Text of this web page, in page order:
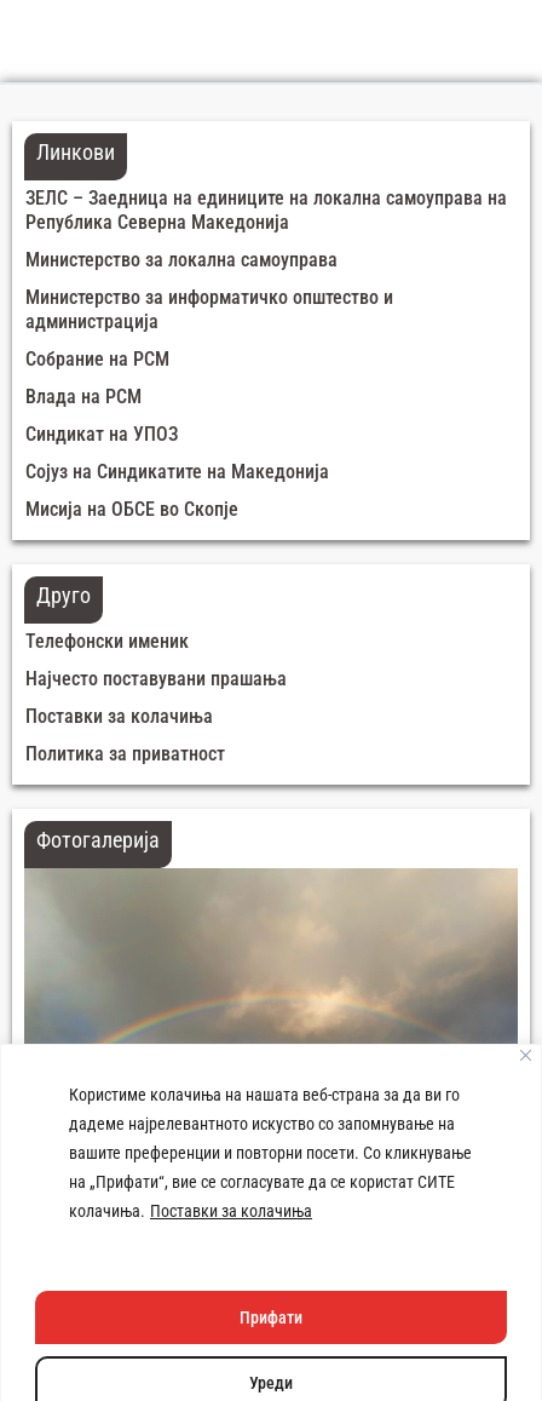
Користиме колачиња на нашата веб-страна за да ви го
дадеме најрелевантното искуство со запомнување на
вашите преференции и повторни посети. Со кликнување
на „Прифати“, вие се согласувате да се користат СИТЕ
колачиња. Поставки за колачиња
Уреди
Прифати
Линкови
ЗЕЛС – Заедница на единиците на локална самоуправа на
Република Северна Македонија
Министерство за локална самоуправа
Министерство за информатичко општество и
администрација
Собрание на РСМ
Влада на РСМ
Синдикат на УПОЗ
Сојуз на Синдикатите на Македонија
Мисија на ОБСЕ во Скопје
Друго
Телефонски именик
Најчесто поставувани прашања
Поставки за колачиња
Политика за приватност
Фотогалерија
Панорама град Демир Хисар
Техничката изработка
на веб